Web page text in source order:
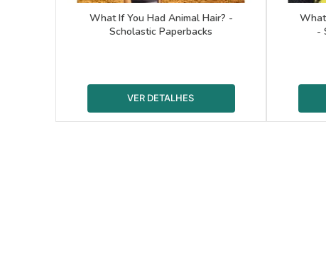
What If You Had Animal Hair? -
Scholastic Paperbacks
-